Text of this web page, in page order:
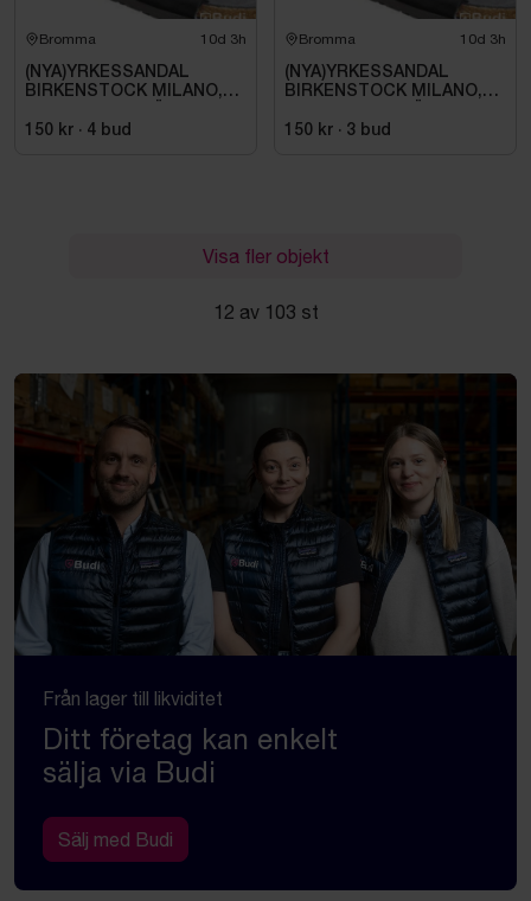
Bromma 10d 3h
(NYA)YRKESSANDAL
BIRKENSTOCK MILANO,
SVART. STL 42
150 kr · 4 bud
Bromma 10d 3h
(NYA)YRKESSANDAL
BIRKENSTOCK MILANO,
SVART. STL 42
150 kr · 3 bud
Visa fler objekt
12 av 103 st
Från lager till likviditet
Ditt företag kan enkelt
sälja via Budi
Sälj med Budi